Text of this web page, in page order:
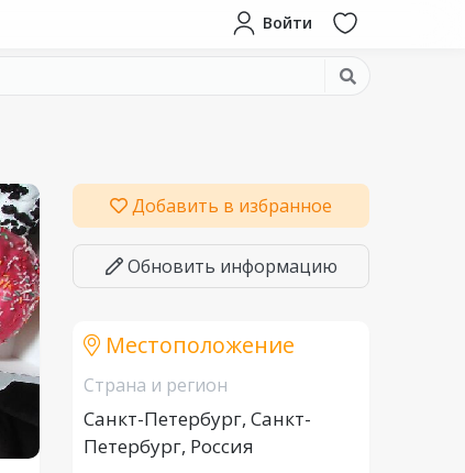
Войти
Добавить в избранное
Обновить информацию
Местоположение
Страна и регион
Санкт-Петербург, Санкт-
Петербург, Россия